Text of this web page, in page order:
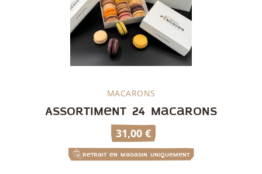
Découvrir
Assortiment 24 macarons
MACARONS
31,00 €
Retrait en magasin uniquement